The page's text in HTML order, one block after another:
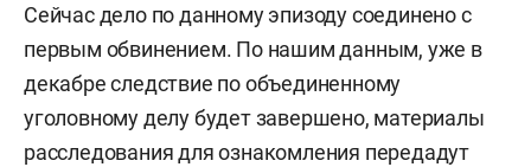
погашения долга — сотрудникам удалось
задержать и владельцев игорного клуба, и
Сычева, которому грозит до 15 лет заключения
под стражу.
Сейчас дело по данному эпизоду соединено с
первым обвинением. По нашим данным, уже в
декабре следствие по объединенному
уголовному делу будет завершено, материалы
расследования для ознакомления передадут